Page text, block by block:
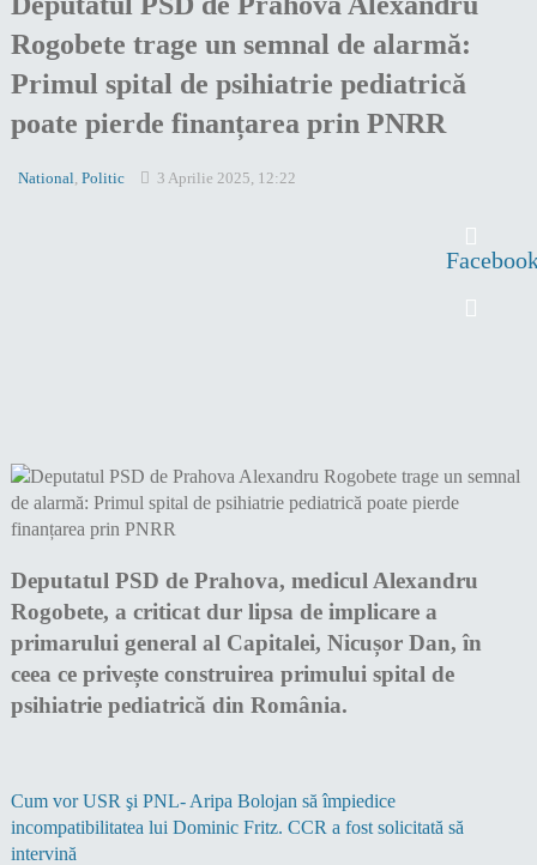
Rogobete trage un semnal de alarmă:
Primul spital de psihiatrie pediatrică
poate pierde finanțarea prin PNRR
National Politic 3 Aprilie 2025, 12:22
Deputatul PSD de Prahova, medicul Alexandru
Rogobete, a criticat dur lipsa de implicare a
primarului general al Capitalei, Nicușor Dan, în
ceea ce privește construirea primului spital de
psihiatrie pediatrică din România.
Cum vor USR şi PNL- Aripa Bolojan să împiedice
incompatibilitatea lui Dominic Fritz. CCR a fost solicitată să
intervină